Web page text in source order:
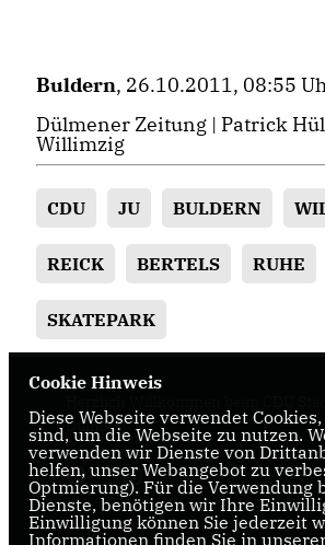
Buldern, 26.10.2011, 08:55
Dülmener Zeitung | Patrick
Willimzig
CDU JU BULDERN
REICK BERTELS RUHE
SKATEPARK
Dülmen
Cookie Hinweis
Diese Webseite verwendet
sind, um die Webseite zu nutzen.
verwenden wir Dienste von
helfen, unser Webangebot zu
Optmierung). Für die Verwendung
Dienste, benötigen wir Ihre
Einwilligung können Sie jederzeit
Informationen finden Sie in